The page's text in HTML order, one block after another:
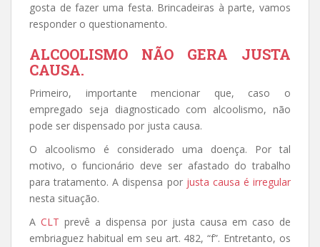
gosta de fazer uma festa. Brincadeiras à parte, vamos
responder o questionamento.
ALCOOLISMO NÃO GERA JUSTA
CAUSA.
Primeiro, importante mencionar que, caso o
empregado seja diagnosticado com alcoolismo, não
pode ser dispensado por justa causa.
O alcoolismo é considerado uma doença. Por tal
motivo, o funcionário deve ser afastado do trabalho
para tratamento. A dispensa por justa causa é irregular
nesta situação.
A CLT prevê a dispensa por justa causa em caso de
embriaguez habitual em seu art. 482, “f”. Entretanto, os